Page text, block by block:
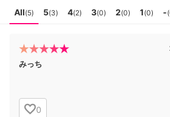
All(5) 5(3) 4(2) 3(0) 2(0) 1(0) -(
みっち
0